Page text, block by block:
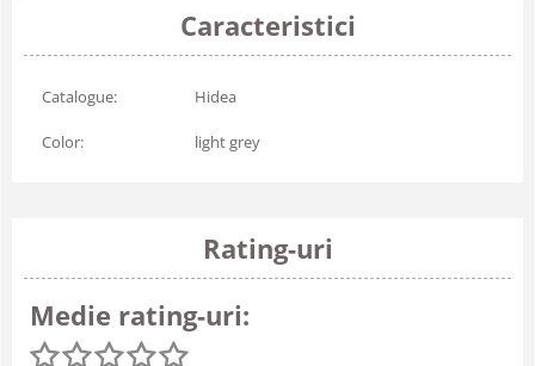
Caracteristici
Catalogue: Hidea
Color: light grey
Rating-uri
Medie rating-uri: